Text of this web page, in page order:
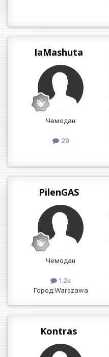
IaMashuta
Чемодан
29
PilenGAS
Чемодан
1.2k
Город:Warszawa
Kontras